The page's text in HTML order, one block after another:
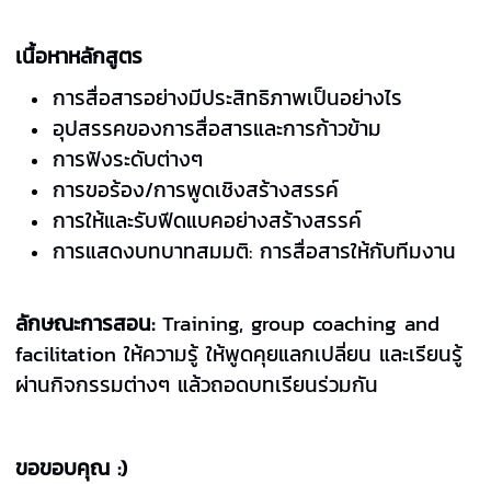
เนื้อหาหลักสูตร
การสื่อสารอย่างมีประสิทธิภาพเป็นอย่างไร
อุปสรรคของการสื่อสารและการก้าวข้าม
การฟังระดับต่างๆ
การขอร้อง/การพูดเชิงสร้างสรรค์
การให้และรับฟีดแบคอย่างสร้างสรรค์
การแสดงบทบาทสมมติ: การสื่อสารให้กับทีมงาน
ลักษณะการสอน:Training, group coaching and
facilitation ให้ความรู้ ให้พูดคุยแลกเปลี่ยน และเรียนรู้
ผ่านกิจกรรมต่างๆ แล้วถอดบทเรียนร่วมกัน
ขอขอบคุณ :)